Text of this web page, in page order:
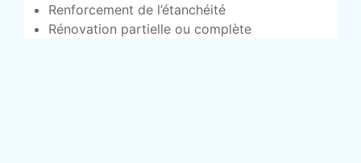
Renforcement de l’étanchéité
Rénovation partielle ou complète